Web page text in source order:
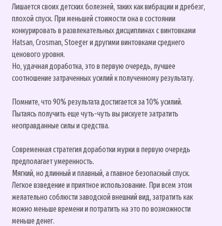
Лишается своих детских болезней, таких как вибрации и дребезг,
плохой спуск. При меньшей стоимости она в состоянии
конкурировать в развлекательных дисциплинах с винтовками
Hatsan, Crosman, Stoeger и другими винтовками среднего
ценового уровня.
Но, удачная доработка, это в первую очередь, лучшее
соотношение затраченных усилий к полученному результату.
Помните, что 90% результата достигается за 10% усилий.
Пытаясь получить еще чуть-чуть вы рискуете затратить
неоправданные силы и средства.
Современная стратегия доработки мурки в первую очередь
предполагает умеренность.
Мягкий, но длинный и плавный, а главное безопасный спуск.
Легкое взведение и приятное использование. При всем этом
желательно соблюсти заводской внешний вид, затратить как
можно меньше времени и потратить на это по возможности
меньше денег.